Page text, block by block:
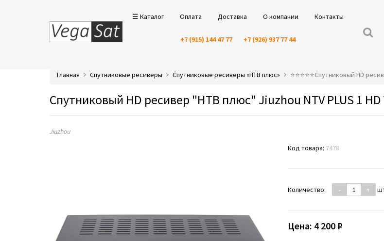
☰ Каталог Оплата Доставка О компании Контакты
+7 (915) 144 47 77 +7 (926) 937 77 44
Главная Спутниковые ресиверы Спутниковые ресиверы «НТВ плюс» ⭐️⭐️⭐️⭐️⭐️Спутниковый HD
Спутниковый HD ресивер "НТВ плюс" Jiuzhou NTV PLUS 1 HD
Jiuzhou
Код товара: 7478
Количество: - +
Цена: 4 200 ₽